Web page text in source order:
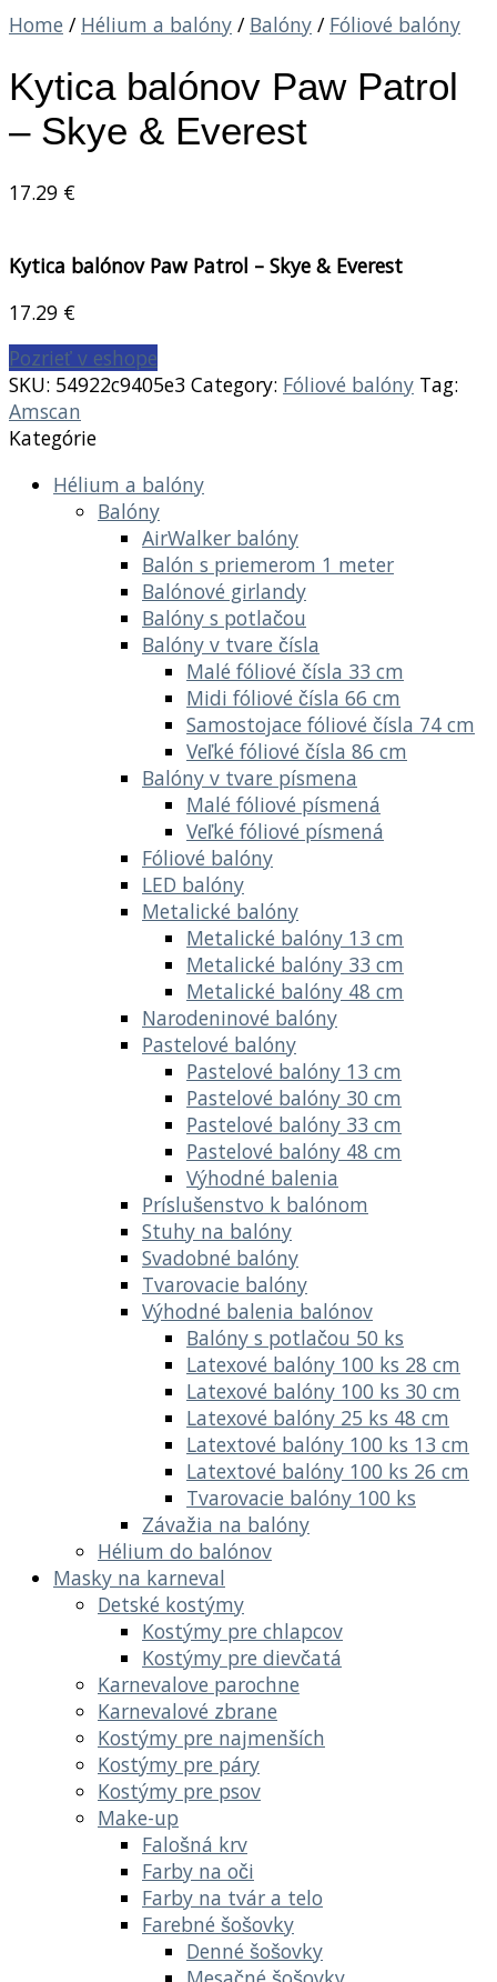
Home / Hélium a balóny / Balóny / Fóliové balóny
Kytica balónov Paw Patrol
– Skye & Everest
17.29 €
Kytica balónov Paw Patrol – Skye & Everest
17.29 €
Pozrieť v eshope
SKU: 54922c9405e3 Category: Fóliové balóny Tag:
Amscan
Kategórie
Hélium a balóny
Balóny
AirWalker balóny
Balón s priemerom 1 meter
Balónové girlandy
Balóny s potlačou
Balóny v tvare čísla
Malé fóliové čísla 33 cm
Midi fóliové čísla 66 cm
Samostojace fóliové čísla 74 cm
Veľké fóliové čísla 86 cm
Balóny v tvare písmena
Malé fóliové písmená
Veľké fóliové písmená
Fóliové balóny
LED balóny
Metalické balóny
Metalické balóny 13 cm
Metalické balóny 33 cm
Metalické balóny 48 cm
Narodeninové balóny
Pastelové balóny
Pastelové balóny 13 cm
Pastelové balóny 30 cm
Pastelové balóny 33 cm
Pastelové balóny 48 cm
Výhodné balenia
Príslušenstvo k balónom
Stuhy na balóny
Svadobné balóny
Tvarovacie balóny
Výhodné balenia balónov
Balóny s potlačou 50 ks
Latexové balóny 100 ks 28 cm
Latexové balóny 100 ks 30 cm
Latexové balóny 25 ks 48 cm
Latextové balóny 100 ks 13 cm
Latextové balóny 100 ks 26 cm
Tvarovacie balóny 100 ks
Závažia na balóny
Hélium do balónov
Masky na karneval
Detské kostýmy
Kostýmy pre chlapcov
Kostýmy pre dievčatá
Karnevalove parochne
Karnevalové zbrane
Kostýmy pre najmenších
Kostýmy pre páry
Kostýmy pre psov
Make-up
Falošná krv
Farby na oči
Farby na tvár a telo
Farebné šošovky
Denné šošovky